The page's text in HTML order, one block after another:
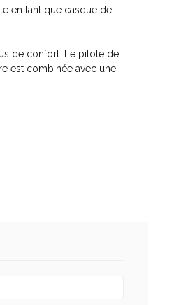
en tant que casque de
de confort. Le pilote de
est combinée avec une